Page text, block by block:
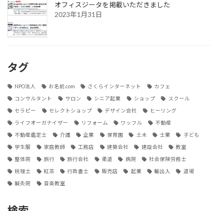
オフィスジータを掲載いただきました
2023年1月31日
タグ
NPO法人 お名前.com さくらインターネット カフェ
コンサルタント サロン シニア起業 ショップ スクール
セラピー セレクトショップ デザイン会社 ヒーリング
ライフオーガナイザー リフォーム ワッフル 不動産
不動産鑑定士 介護 企業 保育園 土木 士業 子ども
学生服 家庭教師 工務店 建築会社 建設会社 教室
整体院 旅行 旅行会社 柔道 病院 社会保険労務士
税理士 紅茶 行政書士 販売店 起業 輸出入 道場
鍼灸院 音楽教室